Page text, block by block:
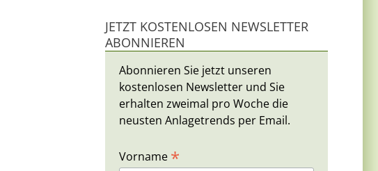
JETZT KOSTENLOSEN NEWSLETTER
ABONNIEREN
Abonnieren Sie jetzt unseren
kostenlosen Newsletter und Sie
erhalten zweimal pro Woche die
neusten Anlagetrends per Email.
Vorname *